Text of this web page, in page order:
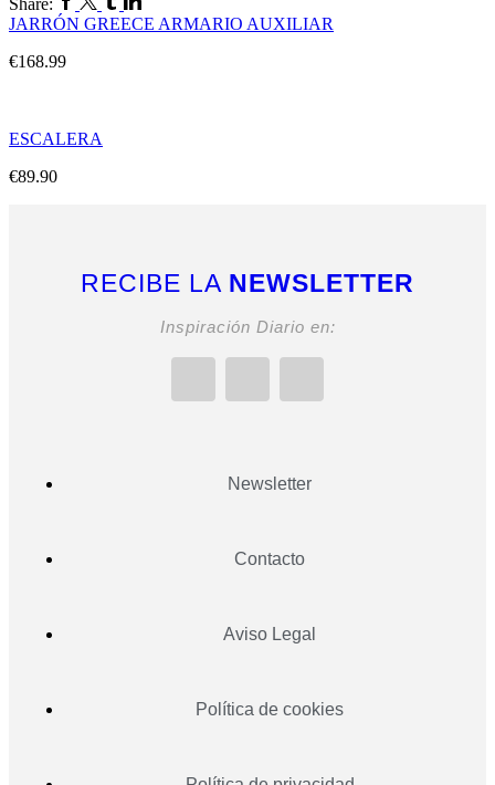
Share:
JARRÓN GREECE ARMARIO AUXILIAR
€168.99
ESCALERA
€89.90
RECIBE LA NEWSLETTER
Inspiración Diario en:
Newsletter
Contacto
Aviso Legal
Política de cookies